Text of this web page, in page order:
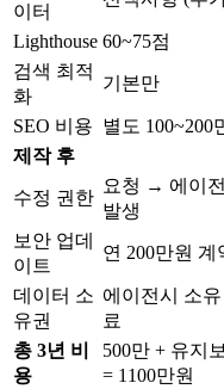
이터
Lighthouse 60~75점
검색 최적
화
기본만
SEO 비용 별도 100~200
제작 후
수정 권한
요청 → 에이
발생
보안 업데
이트
연 200만원 계
데이터 소
유권
에이전시 소
료
총 3년 비
용
500만 + 유지
= 1100만원